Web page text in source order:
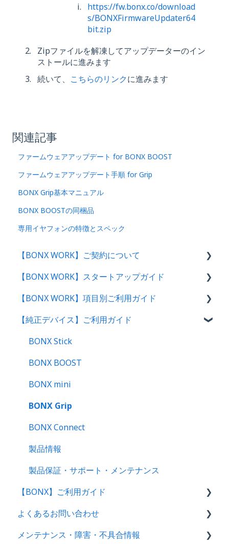
https://fw.bonx.co/download
s/BONXFirmwareUpdater64
bit.zip
Zipファイルを解凍してアップデーターのイン
ストールに進みます
続いて、 こちらのリンクに進みます
関連記事
ファームウェアアップデート for BONX BOOST
ファームウェアアップデート手順 for Grip
BONX Grip基本マニュアル
BONX BOOSTの同梱品
専用イヤフォンの特徴とスペック
【BONX WORK】ご契約について
サービス概要・利用環境
料金プランのご案内
決済方法について
BONX WORKサポートについて
解約をご検討のお客様へ
【BONX WORK】スタートアップガイド
スタートアップガイド・動画
管理者向け操作ガイド
アプリユーザー向け操作ガイド｜ログイン方法
【BONX WORK】項目別ご利用ガイド
グループトークの始め方
テナント・アカウント作成〜ログイン
管理コンソール操作ガイド【管理者・マネー
内
アプリ基本操作ガイド｜iOS・Android
ビジネスプラン機能ガイド｜iOS・Android
LINE WORKS連携
【純正デバイス】ご利用ガイド
BONX Stick
BONX BOOST
BONX mini
BONX Grip
BONX Connect
製品情報
製品保証・サポート・メンテナンス
【BONX】ご利用ガイド
BONXアプリ利用案内
よくあるお問い合わせ
充電・電源関連
メンテナンス・障害・不具合情報